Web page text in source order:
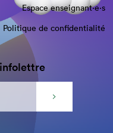
Espace enseignant·e⋅s
Politique de confidentialité